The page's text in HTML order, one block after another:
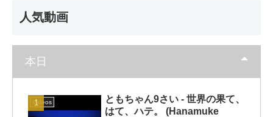
人気動画
本日
Videos
ともちゃん9さい - 世界の果て、
はて、ハテ。 (Hanamuke